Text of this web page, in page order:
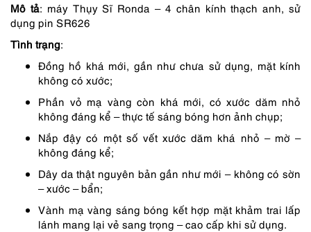
Mô tả: máy Thụy Sĩ Ronda – 4 chân kính thạch anh, sử
dụng pin SR626
Tình trạng:
Đồng hồ khá mới, gần như chưa sử dụng, mặt kính
không có xước;
Phần vỏ mạ vàng còn khá mới, có xước dăm nhỏ
không đáng kể – thực tế sáng bóng hơn ảnh chụp;
Nắp đậy có một số vết xước dăm khá nhỏ – mờ –
không đáng kể;
Dây da thật nguyên bản gần như mới – không có sờn
– xước – bẩn;
Vành mạ vàng sáng bóng kết hợp mặt khảm trai lấp
lánh mang lại vẻ sang trọng – cao cấp khi sử dụng.